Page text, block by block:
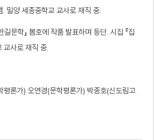
. 밀양 세종중학교 교사로 재직 중.
문학』 봄호에 작품 발표하며 등단. 시집 『집
교사로 재직 중.
평론가) 오연경(문학평론가) 박종호(신도림고